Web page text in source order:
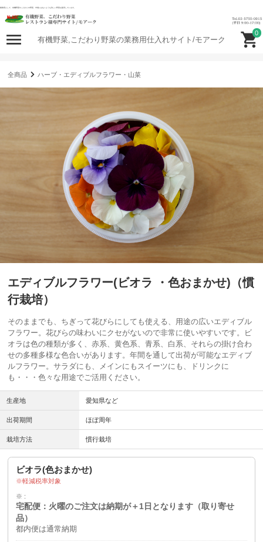
業務用として、有機野菜やこだわりの野菜、市場にはないような珍しい野菜を販売しています。
有機野菜,こだわり野菜の業務用仕入れサイト/モアーク
0
全商品 ハーブ・エディブルフラワー・山菜
エディブルフラワー(ビオラ ・色おまかせ)（慣
行栽培）
そのままでも、ちぎって花びらにしても使える、用途の広いエディブル
フラワー。花びらの味わいにクセがないので非常に使いやすいです。ビ
オラは色の種類が多く、赤系、黄色系、青系、白系、それらの掛け合わ
せの多種多様な色合いがあります。年間を通して出荷が可能なエディブ
ルフラワー。サラダにも、メインにもスイーツにも、ドリンクに
も・・・色々な用途でご活用ください。
生産地 愛知県など
出荷期間 ほぼ周年
栽培方法 慣行栽培
ビオラ(色おまかせ)
軽減税率対象
※
宅配便：火曜のご注文は納期が＋1日となります（取り寄せ
品）
都内便は通常納期